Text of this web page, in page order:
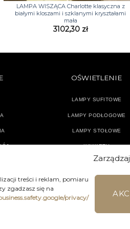
treści i reklam, pomiaru
zgadzasz się na
privacy/
LAMPA WISZĄCA Charlotte klasyczna z
białymi kloszami i szklanymi kryształami
mała
3102,30 zł
OŚWIETLENIE
LAMPY SUFITOWE
LAMPY PODŁOGOWE
LAMPY STOŁOWE
KINKIETY